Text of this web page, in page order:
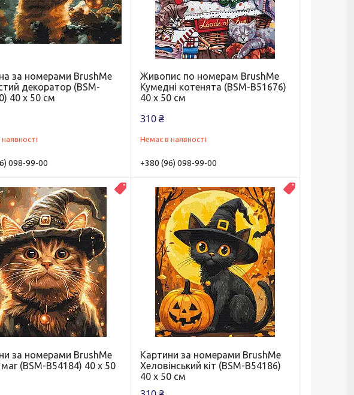
за номерами BrushMe
декоратор (BSM-
40 х 50 см
098-99-00
Живопис по номерам BrushMe
Кумедні котенята (BSM-B51676)
40 х 50 см
310 ₴
Немає в наявності
+380 (96) 098-99-00
Новинка
за номерами BrushMe
(BSM-B54184) 40 х 50
Картини за номерами BrushMe
Хеловінський кіт (BSM-B54186)
40 х 50 см